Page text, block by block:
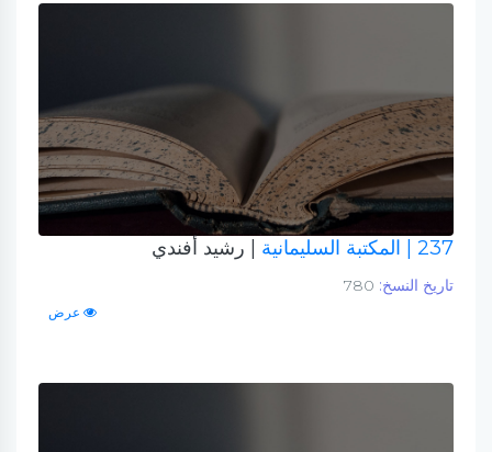
237 | المكتبة السليمانية | رشيد أفندي
تاريخ النسخ:
عرض